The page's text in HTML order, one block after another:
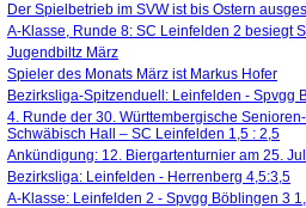
Der Spielbetrieb im SVW ist bis Ostern
A-Klasse, Runde 8: SC Leinfelden 2 besiegt
Jugendbiltz März
Spieler des Monats März ist Markus Hofer
Bezirksliga-Spitzenduell: Leinfelden - Spvgg
4. Runde der 30. Württembergische
Schwäbisch Hall – SC Leinfelden 1,5 : 2,5
Ankündigung: 12. Biergartenturnier am 25.
Bezirksliga: Leinfelden - Herrenberg 4,5:3,5
A-Klasse: Leinfelden 2 - Spvgg Böblingen 3